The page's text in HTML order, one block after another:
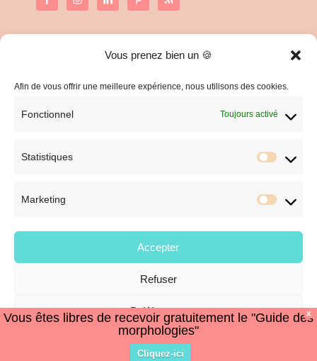
Vous prenez bien un 🍪
Afin de vous offrir une meilleure expérience, nous utilisons des cookies.
Fonctionnel Toujours activé
Statistiques
Marketing
Accepter
Refuser
Préférences
Politique de cookiesPolitique de confidentialité
C.G.V. et Mentions Légales
© Style et Image
X
Vous êtes libres de recevoir gratuitement le "Guide des
morphologies"
Cliquez-ici